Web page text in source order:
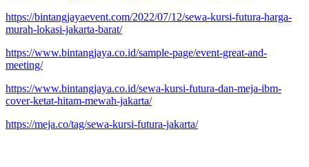
https://bintangjayaevent.com/2022/07/12/sewa-kursi-futura-harga-
murah-lokasi-jakarta-barat/
https://www.bintangjaya.co.id/sample-page/event-great-and-
meeting/
https://www.bintangjaya.co.id/sewa-kursi-futura-dan-meja-ibm-
cover-ketat-hitam-mewah-jakarta/
https://meja.co/tag/sewa-kursi-futura-jakarta/